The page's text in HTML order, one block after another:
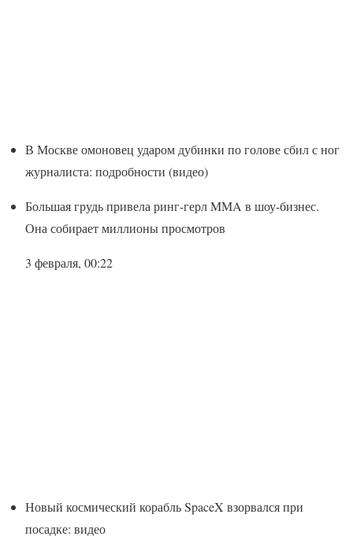
В Москве омоновец ударом дубинки по голове сбил с ног
журналиста: подробности (видео)
Большая грудь привела ринг-герл MMA в шоу-бизнес.
Она собирает миллионы просмотров
3 февраля, 00:22
Новый космический корабль SpaceX взорвался при
посадке: видео